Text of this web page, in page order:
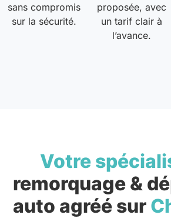
sans compromis
sur la sécurité.
proposée, avec
un tarif clair à
l’avance.
Votre
remorquage &
auto agréé sur